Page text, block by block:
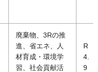
廃棄物、3Rの推
進、省エネ、人
材育成・環境学
習、社会貢献活
R
4.
9